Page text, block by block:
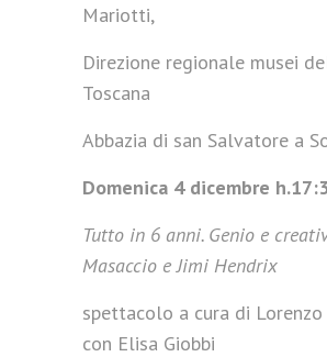
Mariotti,
Direzione regionale musei
Toscana
Abbazia di san Salvatore a
Domenica 4 dicembre
Tutto in 6 anni. Genio e
Masaccio e Jimi Hendrix
spettacolo a cura di
con Elisa Giobbi